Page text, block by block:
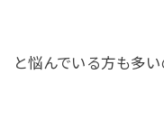
と悩んでいる方も多